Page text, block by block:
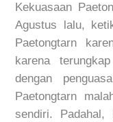
Kekuasaan
Agustus
lalu,
Paetongtarn
karena
terungkap
dengan
penguasa
Paetongtarn
sendiri. Padahal ,